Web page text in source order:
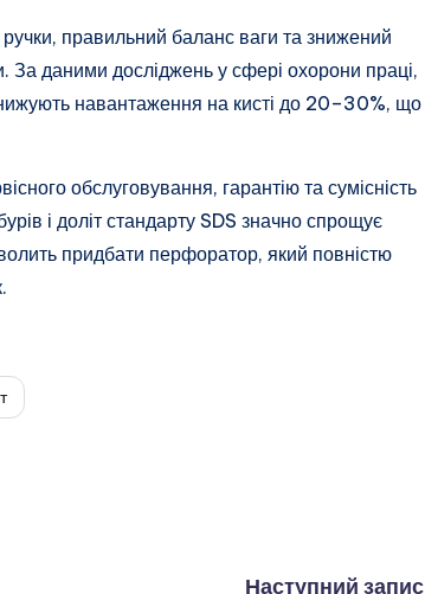
правильний баланс ваги та знижений
За даними досліджень у сфері охорони праці,
навантаження на кисті до 20–30%, що
обслуговування, гарантію та сумісність
і доліт стандарту SDS значно спрощує
придбати перфоратор, який повністю
Наступний запис